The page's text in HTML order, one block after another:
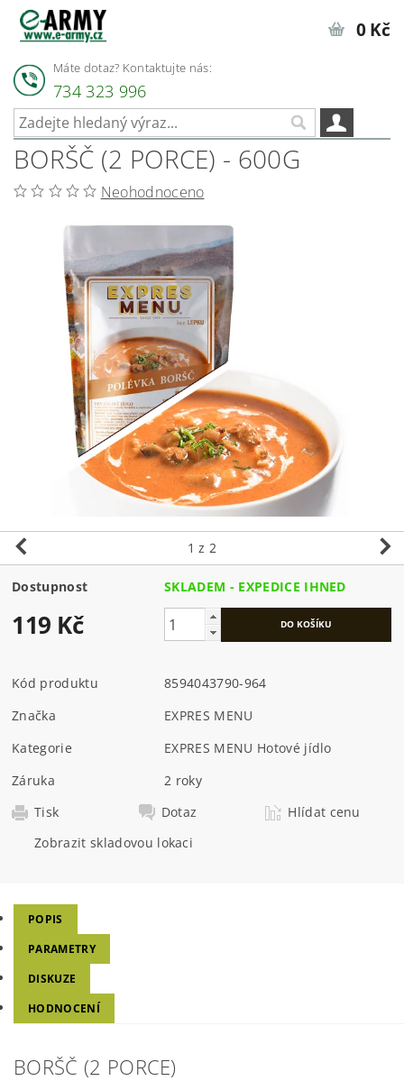
Máte dotaz? Kontaktujte nás:
734 323 996
0 Kč
BORŠČ (2 PORCE) - 600G
Neohodnoceno
1 z 2
Dostupnost SKLADEM - EXPEDICE IHNED
119 Kč
Kód produktu
8594043790-964
Značka
EXPRES MENU
Kategorie
EXPRES MENU Hotové jídlo
Záruka
2 roky
Tisk
Dotaz
Hlídat cenu
Zobrazit skladovou lokaci
POPIS
PARAMETRY
DISKUZE
HODNOCENÍ
BORŠČ (2 PORCE)